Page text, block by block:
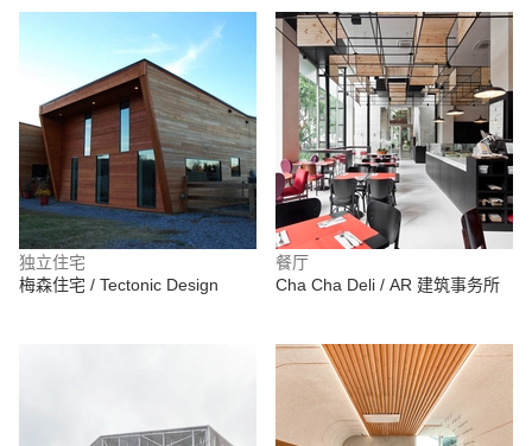
独立住宅
梅森住宅 / Tectonic Design
餐厅
Cha Cha Deli / AR 建筑事务所